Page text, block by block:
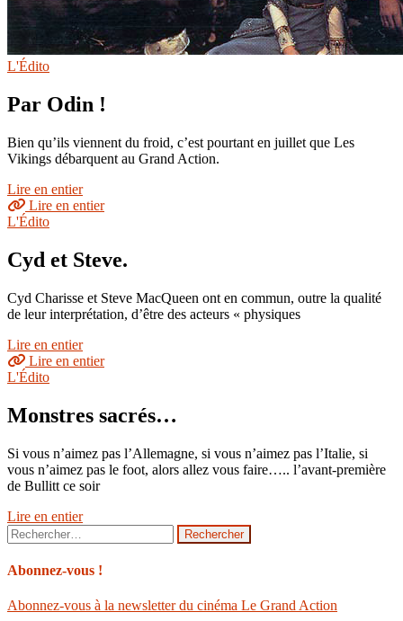
L'Édito
Par Odin !
Bien qu’ils viennent du froid, c’est pourtant en juillet que Les
Vikings débarquent au Grand Action.
Lire en entier
Lire en entier
L'Édito
Cyd et Steve.
Cyd Charisse et Steve MacQueen ont en commun, outre la qualité
de leur interprétation, d’être des acteurs « physiques
Lire en entier
Lire en entier
L'Édito
Monstres sacrés…
Si vous n’aimez pas l’Allemagne, si vous n’aimez pas l’Italie, si
vous n’aimez pas le foot, alors allez vous faire….. l’avant-première
de Bullitt ce soir
Lire en entier
Rechercher :
Abonnez-vous !
Abonnez-vous à la newsletter du cinéma Le Grand Action